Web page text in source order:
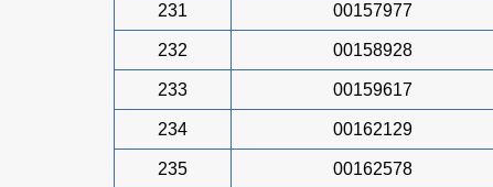
231 00157977
232 00158928
233 00159617
234 00162129
235 00162578